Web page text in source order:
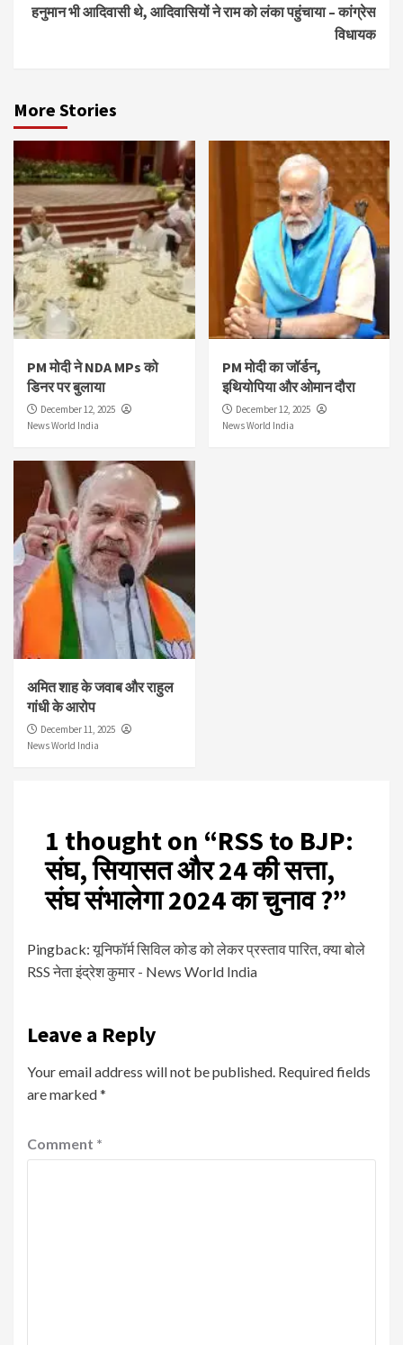
हनुमान भी आदिवासी थे, आदिवासियों ने राम को लंका पहुंचाया – कांग्रेस
विधायक
More Stories
PM मोदी ने NDA MPs को
डिनर पर बुलाया
December 12, 2025
News World India
PM मोदी का जॉर्डन,
इथियोपिया और ओमान दौरा
December 12, 2025
News World India
अमित शाह के जवाब और राहुल
गांधी के आरोप
December 11, 2025
News World India
1 thought on “RSS to BJP:
संघ, सियासत और 24 की सत्ता,
संघ संभालेगा 2024 का चुनाव ?”
Pingback:यूनिफॉर्म सिविल कोड को लेकर प्रस्ताव पारित, क्या बोले
RSS नेता इंद्रेश कुमार - News World India
Leave a Reply
Your email address will not be published. Required fields
are marked*
Comment *